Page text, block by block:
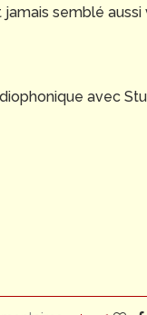
jamais semblé aussi
avec